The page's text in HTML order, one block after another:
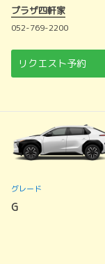
プラザ四軒家
052-769-2200
リクエスト予約
グレード
G